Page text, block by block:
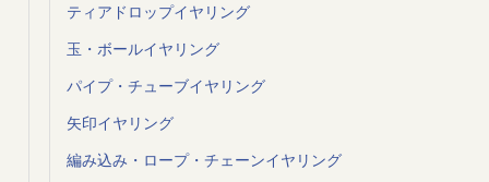
ティアドロップイヤリング
玉・ボールイヤリング
パイプ・チューブイヤリング
矢印イヤリング
編み込み・ロープ・チェーンイヤリング